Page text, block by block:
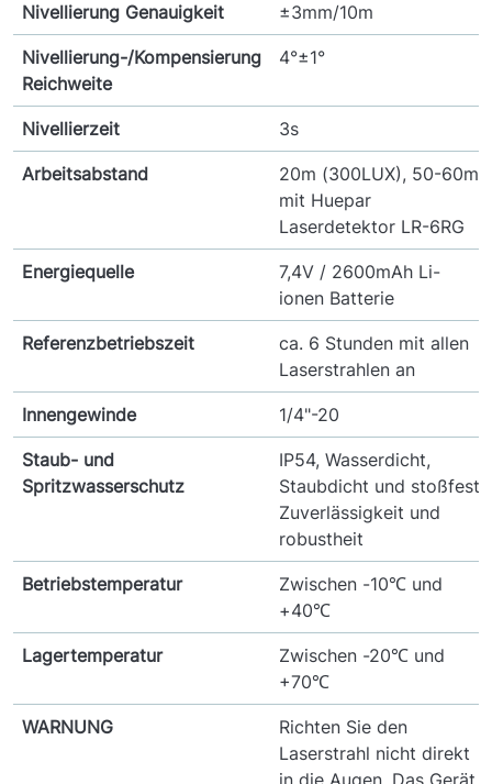
Nivellierung Genauigkeit ±3mm/10m
Nivellierung-/Kompensierung
Reichweite
4°±1°
Nivellierzeit 3s
Arbeitsabstand
20m (300LUX), 50-60m
mit Huepar
Laserdetektor LR-6RG
Energiequelle
7,4V / 2600mAh Li-
ionen Batterie
Referenzbetriebszeit
ca. 6 Stunden mit allen
Laserstrahlen an
Innengewinde 1/4"-20
Staub- und
Spritzwasserschutz
IP54, Wasserdicht,
Staubdicht und stoßfest,
Zuverlässigkeit und
robustheit
Betriebstemperatur
Zwischen -10℃ und
+40℃
Lagertemperatur
Zwischen -20℃ und
+70℃
WARNUNG
Richten Sie den
Laserstrahl nicht direkt
in die Augen. Das Gerät